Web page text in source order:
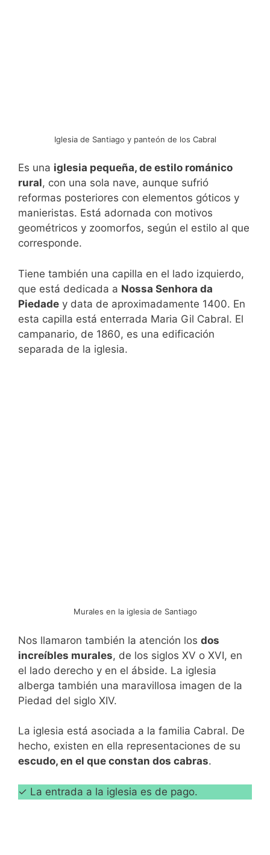
Iglesia de Santiago y panteón de los Cabral
Es una iglesia pequeña, de estilo románico
rural, con una sola nave, aunque sufrió
reformas posteriores con elementos góticos y
manieristas. Está adornada con motivos
geométricos y zoomorfos, según el estilo al que
corresponde.
Tiene también una capilla en el lado izquierdo,
que está dedicada a Nossa Senhora da
Piedade y data de aproximadamente 1400. En
esta capilla está enterrada Maria Gil Cabral. El
campanario, de 1860, es una edificación
separada de la iglesia.
Murales en la iglesia de Santiago
Nos llamaron también la atención los dos
increíbles murales, de los siglos XV o XVI, en
el lado derecho y en el ábside. La iglesia
alberga también una maravillosa imagen de la
Piedad del siglo XIV.
La iglesia está asociada a la familia Cabral. De
hecho, existen en ella representaciones de su
escudo, en el que constan dos cabras.
✓ La entrada a la iglesia es de pago.